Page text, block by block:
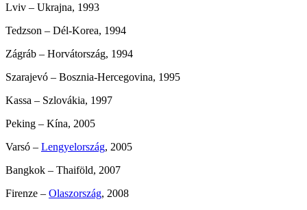
Lviv – Ukrajna, 1993
Tedzson – Dél-Korea, 1994
Zágráb – Horvátország, 1994
Szarajevó – Bosznia-Hercegovina, 1995
Kassa – Szlovákia, 1997
Peking – Kína, 2005
Varsó – Lengyelország, 2005
Bangkok – Thaiföld, 2007
Firenze – Olaszország, 2008